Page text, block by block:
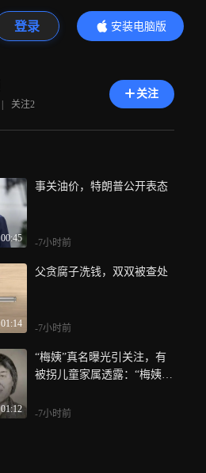
登录
安装电脑版
内容更精彩
| 关注2
关注
00:45
事关油价，特朗普公开表态
-7小时前
01:14
父贪腐子洗钱，双双被查处
-7小时前
01:12
“梅姨”真名曝光引关注，有
被拐儿童家属透露：“梅姨”
-7小时前